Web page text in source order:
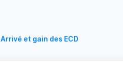
Arrivé et gain des ECD